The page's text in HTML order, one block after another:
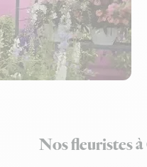
Nos fleuristes